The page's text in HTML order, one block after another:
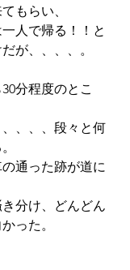
もらい、
人で帰る！！と
が、、、、。
分程度のとこ
、、、段々と何
通った跡が道に
分け、どんどん
った。